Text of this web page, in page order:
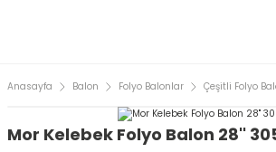
Anasayfa Balon Folyo Balonlar Çeşitli Folyo
Mor Kelebek Folyo Balon 28''